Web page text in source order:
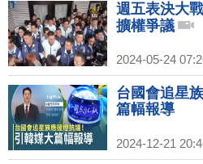
週五表決大
擴權爭議
2024-05-24
台國會追星
篇幅報導
2024-12-21